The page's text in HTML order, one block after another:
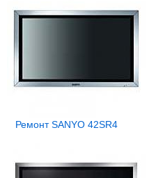
Ремонт SANYO 42SR4